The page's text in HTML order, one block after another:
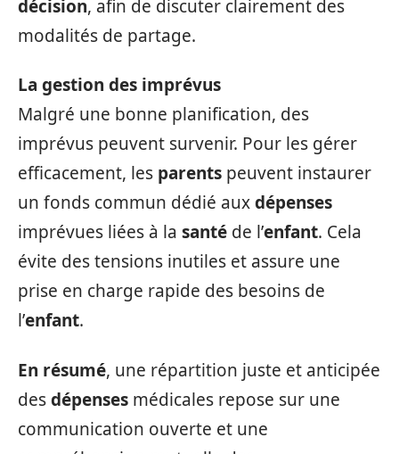
décision, afin de discuter clairement des
modalités de partage.
La gestion des imprévus
Malgré une bonne planification, des
imprévus peuvent survenir. Pour les gérer
efficacement, les parents peuvent instaurer
un fonds commun dédié auxdépenses
imprévues liées à la santé de l’enfant. Cela
évite des tensions inutiles et assure une
prise en charge rapide des besoins de
l’enfant.
En résumé, une répartition juste et anticipée
desdépenses médicales repose sur une
communication ouverte et une